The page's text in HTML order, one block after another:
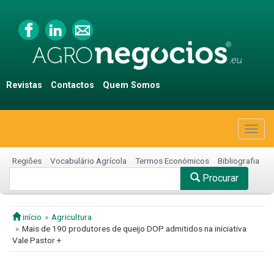
Revistas Contactos Quem Somos
Regiões Vocabulário Agrícola Termos Económicos Bibliografia
Procurar
início
Agricultura
Mais de 190 produtores de queijo DOP admitidos na iniciativa
Vale Pastor +